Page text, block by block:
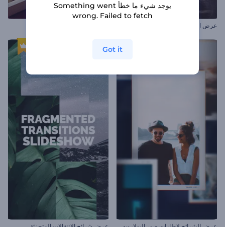
عرض الشرائح الإخباري الكلاسيكي
يوجد شيء ما خطأ Something went
wrong. Failed to fetch
Got it